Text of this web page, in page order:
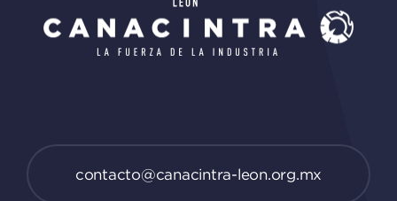
contacto@canacintra-leon.org.mx